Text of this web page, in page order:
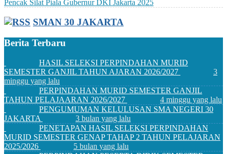
Pencak Silat Piala Gubernur DKI Jakarta 2025
SMAN 30 JAKARTA
Berita Terbaru
HASIL SELEKSI PERPINDAHAN MURID
SEMESTER GANJIL TAHUN AJARAN 2026/2027
3
minggu yang lalu
PERPINDAHAN MURID SEMESTER GANJIL
TAHUN PELAJAARAN 2026/2027
4 minggu yang lalu
PENGUMUMAN KELULUSAN SMA NEGERI 30
JAKARTA
3 bulan yang lalu
PENETAPAN HASIL SELEKSI PERPINDAHAN
MURID SEMESTER GENAP TAHAP 2 TAHUN PELAJARAN
2025/2026
5 bulan yang lalu